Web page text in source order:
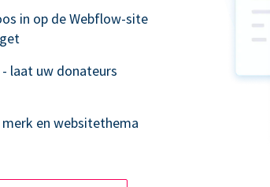
in op de Webflow-site
laat uw donateurs
en websitethema